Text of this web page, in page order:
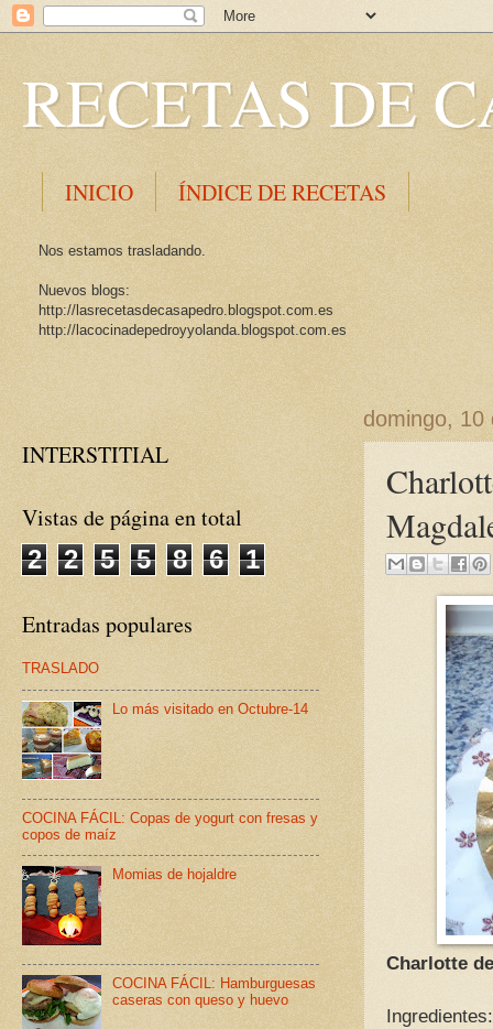
RECETAS DE
INICIO ÍNDICE DE RECETAS
Nos estamos trasladando.
Nuevos blogs:
http://lasrecetasdecasapedro.blogspot.com.es
http://lacocinadepedroyyolanda.blogspot.com.es
domingo, 10
Charlotte
INTERSTITIAL
Vistas de página en total
2
2 5 5 8 6 1
Entradas populares
TRASLADO
Lo más visitado en Octubre-14
COCINA FÁCIL: Copas de yogurt con fresas y
copos de maíz
Momias de hojaldre
COCINA FÁCIL: Hamburguesas
caseras con queso y huevo